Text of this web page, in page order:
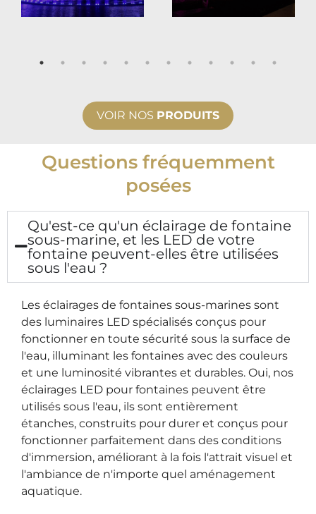
VOIR NOS PRODUITS
Questions fréquemment
posées
Qu'est-ce qu'un éclairage de fontaine
sous-marine, et les LED de votre
fontaine peuvent-elles être utilisées
sous l'eau ?
Les éclairages de fontaines sous-marines sont
des luminaires LED spécialisés conçus pour
fonctionner en toute sécurité sous la surface de
l'eau, illuminant les fontaines avec des couleurs
et une luminosité vibrantes et durables. Oui, nos
éclairages LED pour fontaines peuvent être
utilisés sous l'eau, ils sont entièrement
étanches, construits pour durer et conçus pour
fonctionner parfaitement dans des conditions
d'immersion, améliorant à la fois l'attrait visuel et
l'ambiance de n'importe quel aménagement
aquatique.